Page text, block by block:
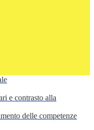
e contrasto alla
delle competenze